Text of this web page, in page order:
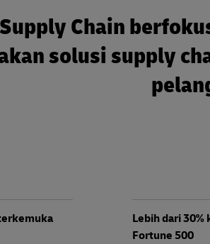
Chain
solusi supply
Lebih dari
Fortune 500